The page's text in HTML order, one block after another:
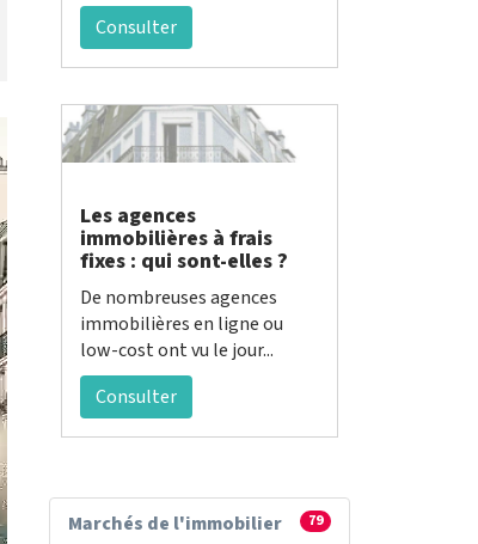
Consulter
Les agences
immobilières à frais
fixes : qui sont-elles ?
De nombreuses agences
immobilières en ligne ou
low-cost ont vu le jour...
Consulter
Marchés de l'immobilier 79